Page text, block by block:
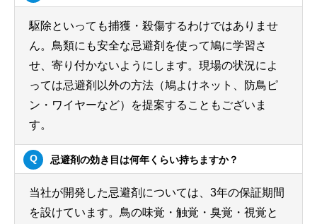
駆除といっても捕獲・殺傷するわけではありませ
ん。鳥類にも安全な忌避剤を使って鳩に学習さ
せ、寄り付かないようにします。現場の状況によ
っては忌避剤以外の方法（鳩よけネット、防鳥ピ
ン・ワイヤーなど）を提案することもございま
す。
忌避剤の効き目は何年くらい持ちますか？
当社が開発した忌避剤については、3年の保証期間
を設けています。鳥の味覚・触覚・臭覚・視覚と